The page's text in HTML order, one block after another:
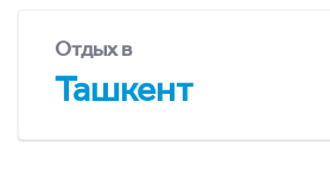
Отдых в
Ташкент